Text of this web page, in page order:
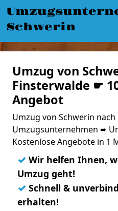
Schwerin
Umzug von
Finsterwalde ☛
Angebot
Umzug von Schwerin
Umzugsunternehmen ➨
Kostenlose Angebote in 1
✓ Wir helfen Ihnen,
Umzug geht!
✓ Schnell &
erhalten!